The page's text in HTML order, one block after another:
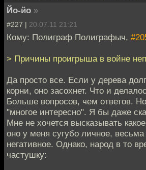
Йо-йо »
#227 | 20.07.11 21:21
Кому: Полиграф Полиграфыч,
> Причины проигрыша в войне
Да просто все. Если у дерева
корни, оно засохнет. Что и
Больше вопросов, чем ответов.
"многое интересно". Я бы даже
Мне не хочется высказывать
оно у меня сугубо личное, весьма
негативное. Однако, народ в то
частушку: